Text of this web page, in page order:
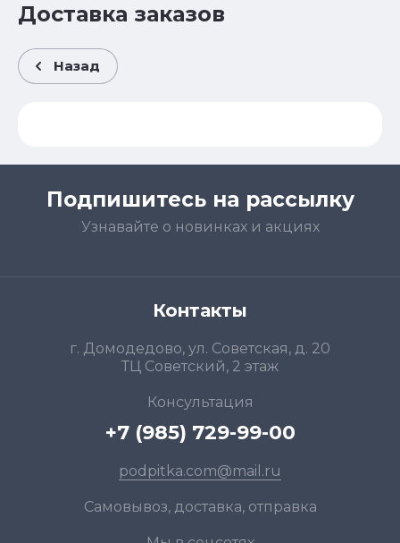
Доставка заказов
Назад
Подпишитесь на рассылку
Узнавайте о новинках и акциях
Контакты
г. Домодедово, ул. Советская, д. 20
ТЦ Советский, 2 этаж
Консультация
+7 (985) 729-99-00
podpitka.com@mail.ru
Самовывоз, доставка, отправка